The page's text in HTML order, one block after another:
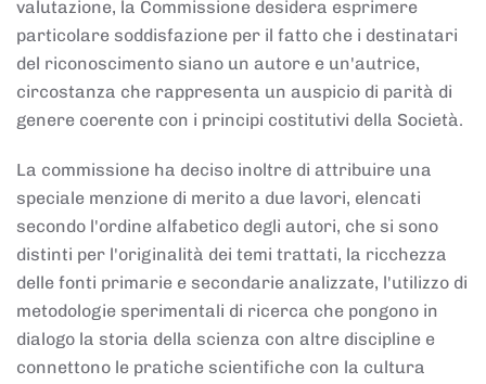
valutazione, la Commissione desidera esprimere
particolare soddisfazione per il fatto che i destinatari
del riconoscimento siano un autore e un'autrice,
circostanza che rappresenta un auspicio di parità di
genere coerente con i principi costitutivi della Società.
La commissione ha deciso inoltre di attribuire una
speciale menzione di merito a due lavori, elencati
secondo l'ordine alfabetico degli autori, che si sono
distinti per l'originalità dei temi trattati, la ricchezza
delle fonti primarie e secondarie analizzate, l'utilizzo di
metodologie sperimentali di ricerca che pongono in
dialogo la storia della scienza con altre discipline e
connettono le pratiche scientifiche con la cultura